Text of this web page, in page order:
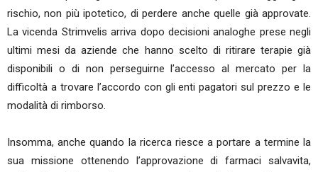
rischio, non più ipotetico, di perdere anche quelle già approvate.
La vicenda Strimvelis arriva dopo decisioni analoghe prese negli
ultimi mesi da aziende che hanno scelto di ritirare terapie già
disponibili o di non perseguirne l’accesso al mercato per la
difficoltà a trovare l’accordo con gli enti pagatori sul prezzo e le
modalità di rimborso.
Insomma, anche quando la ricerca riesce a portare a termine la
sua missione ottenendo l’approvazione di farmaci salvavita,